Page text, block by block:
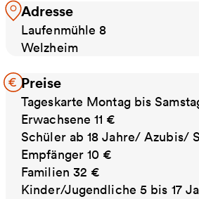
Adresse
Laufenmühle 8
Welzheim
Preise
Tageskarte Montag bis
Erwachsene 11 €
Schüler ab 18 Jahre/ Azubis/
Empfänger 10 €
Familien 32 €
Kinder/Jugendliche 5 bis 17